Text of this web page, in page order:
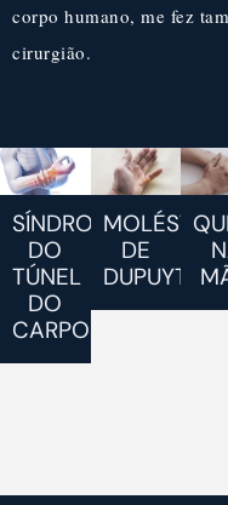
corpo humano, me fez
cirurgião.
SÍNDROME
DO
TÚNEL
DO
CARPO
MOLÉSTIA
DE